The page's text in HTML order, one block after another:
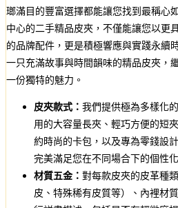
瑯滿目的豐富選擇都能讓您找到最稱心
中心的二手精品皮夾，不僅能讓您以更
的品牌配件，更是積極響應與實踐永續
一只充滿故事與時間韻味的精品皮夾，
一份獨特的魅力。
皮夾款式： 我們提供極為多樣化
用的大容量長夾、輕巧方便的短
約時尚的卡包，以及專為零錢設
完美滿足您在不同場合下的個性
材質五金： 對每款皮夾的皮革種
皮、特殊稀有皮質等）、內裡材